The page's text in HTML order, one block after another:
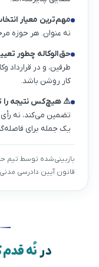
مهم‌ترین معیار
نه عنوان. هر حوزه
حق‌الوکاله چطور
طرفین، و در
کار روشن باشد.
⚠️ هیچ‌کس نتیجه را
تضمین می‌کند، نه
یک جمله برای
قانون آیین دادرسی
درنُه قدم